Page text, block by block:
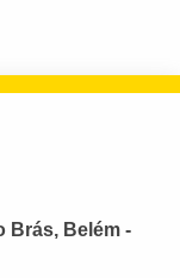
Brás, Belém -